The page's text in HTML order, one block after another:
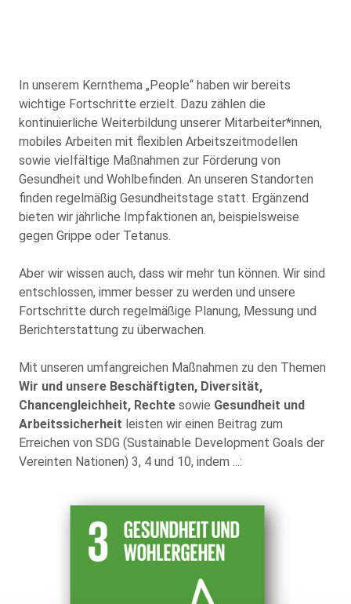
In unserem Kernthema „People“ haben wir bereits
wichtige Fortschritte erzielt. Dazu zählen die
kontinuierliche Weiterbildung unserer Mitarbeiter*innen,
mobiles Arbeiten mit flexiblen Arbeitszeitmodellen
sowie vielfältige Maßnahmen zur Förderung von
Gesundheit und Wohlbefinden. An unseren Standorten
finden regelmäßig Gesundheitstage statt. Ergänzend
bieten wir jährliche Impfaktionen an, beispielsweise
gegen Grippe oder Tetanus.
Aber wir wissen auch, dass wir mehr tun können. Wir sind
entschlossen, immer besser zu werden und unsere
Fortschritte durch regelmäßige Planung, Messung und
Berichterstattung zu überwachen.
Mit unseren umfangreichen Maßnahmen zu den Themen
Wir und unsere Beschäftigten, Diversität,
Chancengleichheit, Rechte sowie Gesundheit und
Arbeitssicherheit leisten wir einen Beitrag zum
Erreichen von SDG (Sustainable Development Goals der
Vereinten Nationen) 3, 4 und 10, indem ...: